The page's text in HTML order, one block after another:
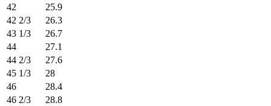
42
25.9
42 2/3
26.3
43 1/3
26.7
44
27.1
44 2/3
27.6
45 1/3
28
46
28.4
46 2/3
28.8